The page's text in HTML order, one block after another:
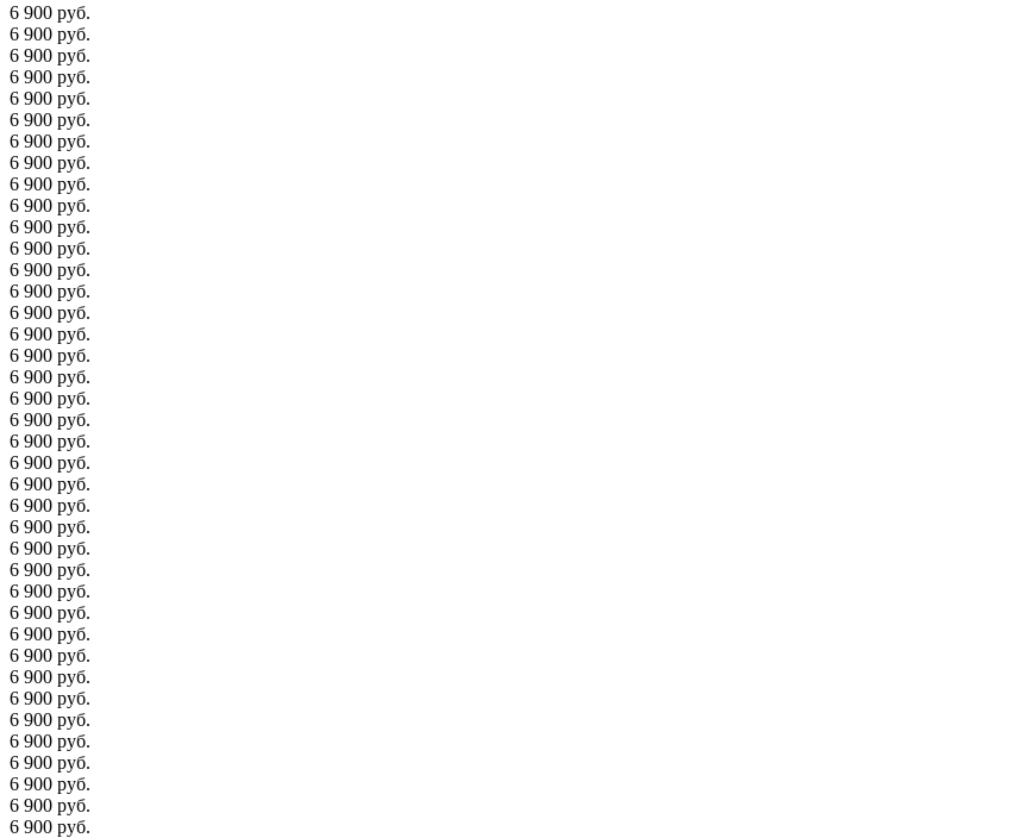
6 900 руб.
6 900 руб.
6 900 руб.
6 900 руб.
6 900 руб.
6 900 руб.
6 900 руб.
6 900 руб.
6 900 руб.
6 900 руб.
6 900 руб.
6 900 руб.
6 900 руб.
6 900 руб.
6 900 руб.
6 900 руб.
6 900 руб.
6 900 руб.
6 900 руб.
6 900 руб.
6 900 руб.
6 900 руб.
6 900 руб.
6 900 руб.
6 900 руб.
6 900 руб.
6 900 руб.
6 900 руб.
6 900 руб.
6 900 руб.
6 900 руб.
6 900 руб.
6 900 руб.
6 900 руб.
6 900 руб.
6 900 руб.
6 900 руб.
6 900 руб.
6 900 руб.